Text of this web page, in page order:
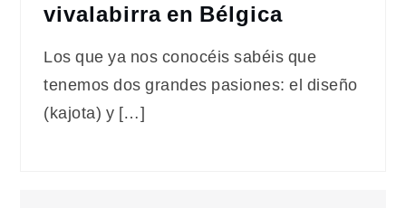
vivalabirra en Bélgica
Los que ya nos conocéis sabéis que
tenemos dos grandes pasiones: el diseño
(kajota) y […]